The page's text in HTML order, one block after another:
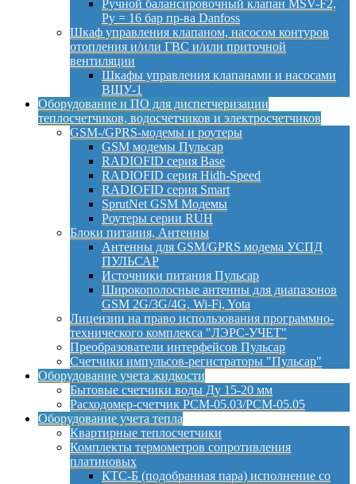
Ручной балансировочный клапан MSV-F2,
Py = 16 бар пр-ва Danfoss
Шкаф управления клапаном, насосом контуров
отопления и/или ГВС и/или приточной
вентиляции
Шкафы управления клапанами и насосами
ВШУ-1
Оборудование и ПО для диспетчеризации
теплосчетчиков, водосчетчиков и электросчетчиков
GSM-/GPRS-модемы и роутеры
GSM модемы Пульсар
RADIOFID серия Base
RADIOFID серия Hidh-Speed
RADIOFID серия Smart
SprutNet GSM Модемы
Роутеры серии RUH
Блоки питания, Антенны
Антенны для GSM/GPRS модема УСПД
ПУЛЬСАР
Источники питания Пульсар
Широкополосные антенны для диапазонов
GSM 2G/3G/4G, Wi-Fi, Yota
Лицензии на право использования программно-
технического комплекса "ЛЭРС-УЧЕТ"
Преобразователи интерфейсов Пульсар
Счетчики импульсов-регистраторы "Пульсар"
Оборудование учета жидкости
Бытовые счетчики воды Ду 15-20 мм
Расходомер-счетчик РСМ-05.03/РСМ-05.05
Оборудование учета тепла
Квартирные теплосчетчики
Комплекты термометров сопротивления
платиновых
КТС-Б (подобранная пара) исполнение со